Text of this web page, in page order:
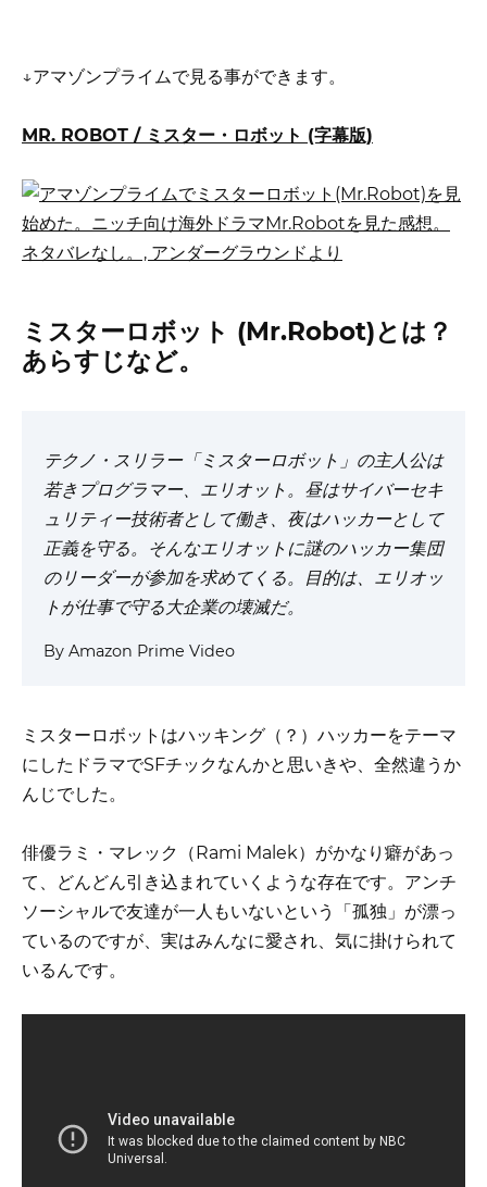
↓アマゾンプライムで見る事ができます。
MR. ROBOT / ミスター・ロボット (字幕版)
ミスターロボット (Mr.Robot)とは？
あらすじなど。
テクノ・スリラー「ミスターロボット」の主人公は
若きプログラマー、エリオット。昼はサイバーセキ
ュリティー技術者として働き、夜はハッカーとして
正義を守る。そんなエリオットに謎のハッカー集団
のリーダーが参加を求めてくる。目的は、エリオッ
トが仕事で守る大企業の壊滅だ。
By Amazon Prime Video
ミスターロボットはハッキング（？）ハッカーをテーマ
にしたドラマでSFチックなんかと思いきや、全然違うか
んじでした。
俳優ラミ・マレック（Rami Malek）がかなり癖があっ
て、どんどん引き込まれていくような存在です。アンチ
ソーシャルで友達が一人もいないという「孤独」が漂っ
ているのですが、実はみんなに愛され、気に掛けられて
いるんです。